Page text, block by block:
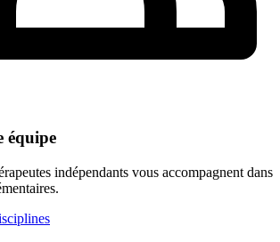
équipe
indépendants vous accompagnent dans